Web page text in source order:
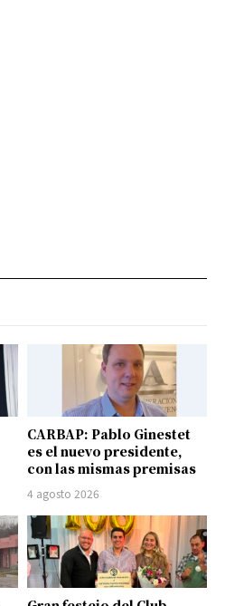
CARBAP: Pablo Ginestet
es el nuevo presidente,
con las mismas premisas
4 agosto 2026